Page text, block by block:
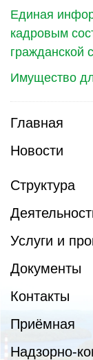
Единая
кадровым
гражданской
Имущество
Главная
Новости
Структура
Услуги и
Документы
Контакты
Приёмная
Надзорно-